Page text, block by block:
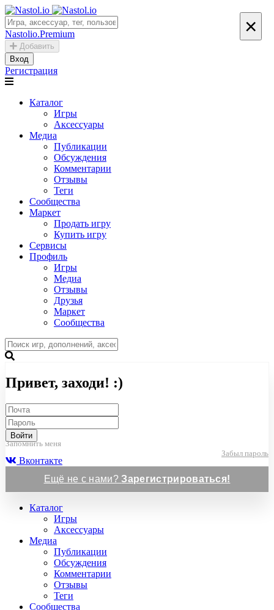
Nastolio.Premium
Добавить
Вход
Регистрация
Каталог
Игры
Аксессуары
Медиа
Публикации
Обсуждения
Комментарии
Отзывы
Теги
Сообщества
Маркет
Продать игру
Купить игру
Сервисы
Профиль
Игры
Медиа
Отзывы
Друзья
Маркет
Сообщества
×
Привет, заходи! :)
Войти
Запомнить меня
Забыл пароль
Вконтакте
Ещё не с нами?Зарегистрироваться!
Каталог
Игры
Аксессуары
Медиа
Публикации
Обсуждения
Комментарии
Отзывы
Теги
Сообщества